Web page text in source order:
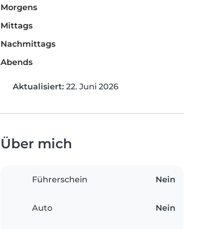
Morgens
Mittags
Nachmittags
Abends
Aktualisiert: 22. Juni 2026
Über mich
Führerschein Nein
Auto Nein